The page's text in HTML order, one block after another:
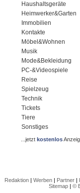
Haushaltsgeräte
Heimwerker&Garten
Immobilien
Kontakte
Möbel&Wohnen
Musik
Mode&Bekleidung
PC-&Videospiele
Reise
Spielzeug
Technik
Tickets
Tiere
Sonstiges
...jetztkostenlos
Redaktion| Werben| Partner|
Sitemap| ©